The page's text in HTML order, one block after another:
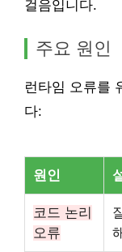
걸음입니다.
주요 원인
런타임 오류를
다:
원인
코드 논리
오류